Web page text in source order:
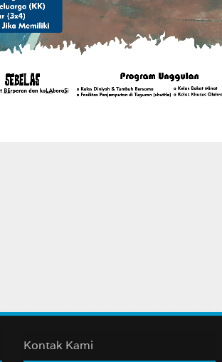
Kontak Kami